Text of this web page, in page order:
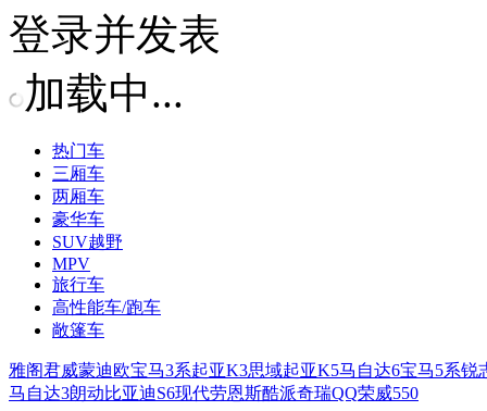
登录并发表
加载中...
热门车
三厢车
两厢车
豪华车
SUV越野
MPV
旅行车
高性能车/跑车
敞篷车
雅阁君威蒙迪欧宝马3系起亚K3思域起亚K5马自达6宝马5系锐
马自达3朗动比亚迪S6现代劳恩斯酷派奇瑞QQ荣威550